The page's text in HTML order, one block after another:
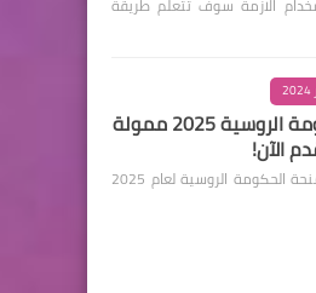
منحة الحكومة الروسية 2025 ممولة
الآن!
منحة الحكومة الروسية 2025 منحة الحكومة الروسية لعام 2025